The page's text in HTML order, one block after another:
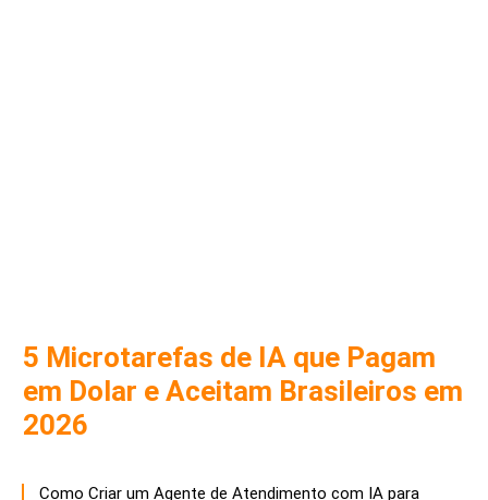
5 Microtarefas de IA que Pagam
em Dolar e Aceitam Brasileiros em
2026
Como Criar um Agente de Atendimento com IA para